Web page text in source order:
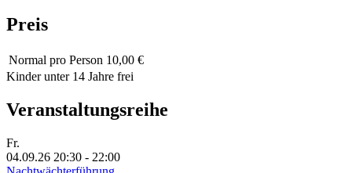
Preis
Normal pro Person 10,00 €
Kinder unter 14 Jahre frei
Veranstaltungsreihe
Fr.
04.09.26 20:30 - 22:00